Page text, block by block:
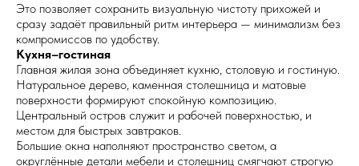
Это позволяет сохранить визуальную чистоту прихожей и
сразу задаёт правильный ритм интерьера — минимализм без
компромиссов по удобству.
Кухня–гостиная
Главная жилая зона объединяет кухню, столовую и гостиную.
Натуральное дерево, каменная столешница и матовые
поверхности формируют спокойную композицию.
Центральный остров служит и рабочей поверхностью, и
местом для быстрых завтраков.
Большие окна наполняют пространство светом, а
округлённые детали мебели и столешниц смягчают строгую